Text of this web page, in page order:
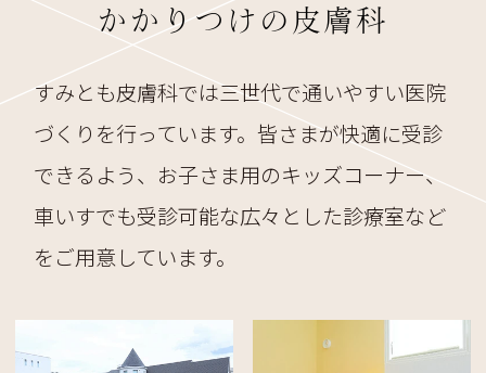
かかりつけの皮膚科
すみとも皮膚科では三世代で通いやすい医院
づくりを行っています。皆さまが快適に受診
できるよう、お子さま用のキッズコーナー、
車いすでも受診可能な広々とした診療室など
をご用意しています。